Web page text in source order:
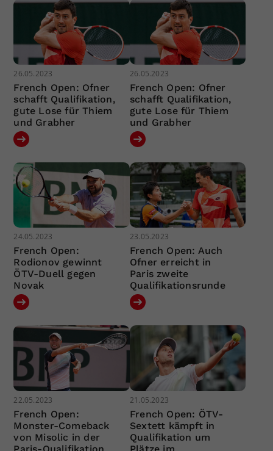
26.05.2023
French Open: Ofner
schafft Qualifikation,
gute Lose für Thiem
und Grabher
26.05.2023
French Open: Ofner
schafft Qualifikation,
gute Lose für Thiem
und Grabher
24.05.2023
French Open:
Rodionov gewinnt
ÖTV-Duell gegen
Novak
23.05.2023
French Open: Auch
Ofner erreicht in
Paris zweite
Qualifikationsrunde
22.05.2023
French Open:
Monster-Comeback
von Misolic in der
21.05.2023
French Open: ÖTV-
Sextett kämpft in
Qualifikation um